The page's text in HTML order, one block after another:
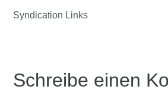
Syndication Links
Schreibe einen